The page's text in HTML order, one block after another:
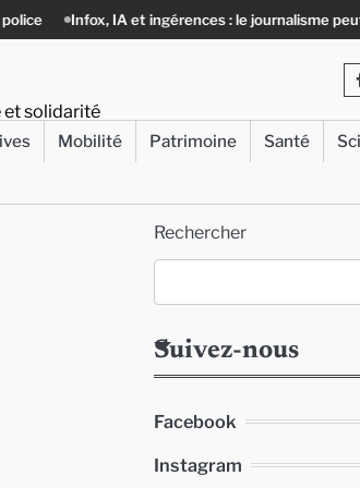
IA et ingérences : le journalisme peut-il
et solidarité
Mobilité Patrimoine Santé
Rechercher
Suivez-nous
Facebook
Instagram